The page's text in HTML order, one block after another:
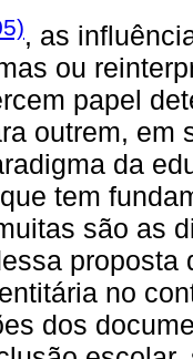
, as
ou
papel
outrem, em
da
tem
são as
proposta
no
dos